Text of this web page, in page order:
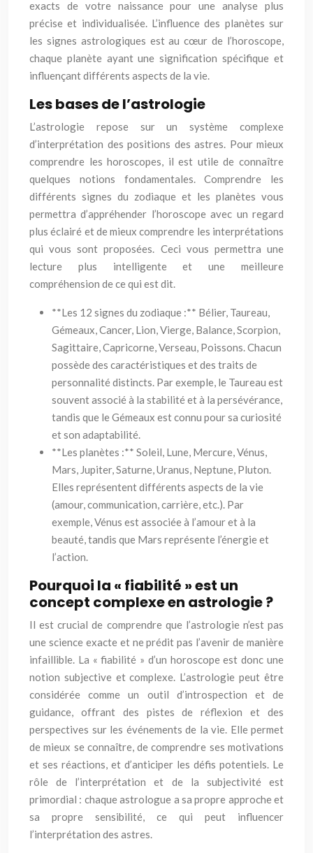
exacts de votre naissance pour une analyse plus
précise et individualisée. L’influence des planètes sur
les signes astrologiques est au cœur de l’horoscope,
chaque planète ayant une signification spécifique et
influençant différents aspects de la vie.
Les bases de l’astrologie
L’astrologie repose sur un système complexe
d’interprétation des positions des astres. Pour mieux
comprendre les horoscopes, il est utile de connaître
quelques notions fondamentales. Comprendre les
différents signes du zodiaque et les planètes vous
permettra d’appréhender l’horoscope avec un regard
plus éclairé et de mieux comprendre les interprétations
qui vous sont proposées. Ceci vous permettra une
lecture plus intelligente et une meilleure
compréhension de ce qui est dit.
**Les 12 signes du zodiaque :** Bélier, Taureau,
Gémeaux, Cancer, Lion, Vierge, Balance, Scorpion,
Sagittaire, Capricorne, Verseau, Poissons. Chacun
possède des caractéristiques et des traits de
personnalité distincts. Par exemple, le Taureau est
souvent associé à la stabilité et à la persévérance,
tandis que le Gémeaux est connu pour sa curiosité
et son adaptabilité.
**Les planètes :** Soleil, Lune, Mercure, Vénus,
Mars, Jupiter, Saturne, Uranus, Neptune, Pluton.
Elles représentent différents aspects de la vie
(amour, communication, carrière, etc.). Par
exemple, Vénus est associée à l’amour et à la
beauté, tandis que Mars représente l’énergie et
l’action.
Pourquoi la « fiabilité » est un
concept complexe en astrologie ?
Il est crucial de comprendre que l’astrologie n’est pas
une science exacte et ne prédit pas l’avenir de manière
infaillible. La « fiabilité » d’un horoscope est donc une
notion subjective et complexe. L’astrologie peut être
considérée comme un outil d’introspection et de
guidance, offrant des pistes de réflexion et des
perspectives sur les événements de la vie. Elle permet
de mieux se connaître, de comprendre ses motivations
et ses réactions, et d’anticiper les défis potentiels. Le
rôle de l’interprétation et de la subjectivité est
primordial : chaque astrologue a sa propre approche et
sa propre sensibilité, ce qui peut influencer
l’interprétation des astres.